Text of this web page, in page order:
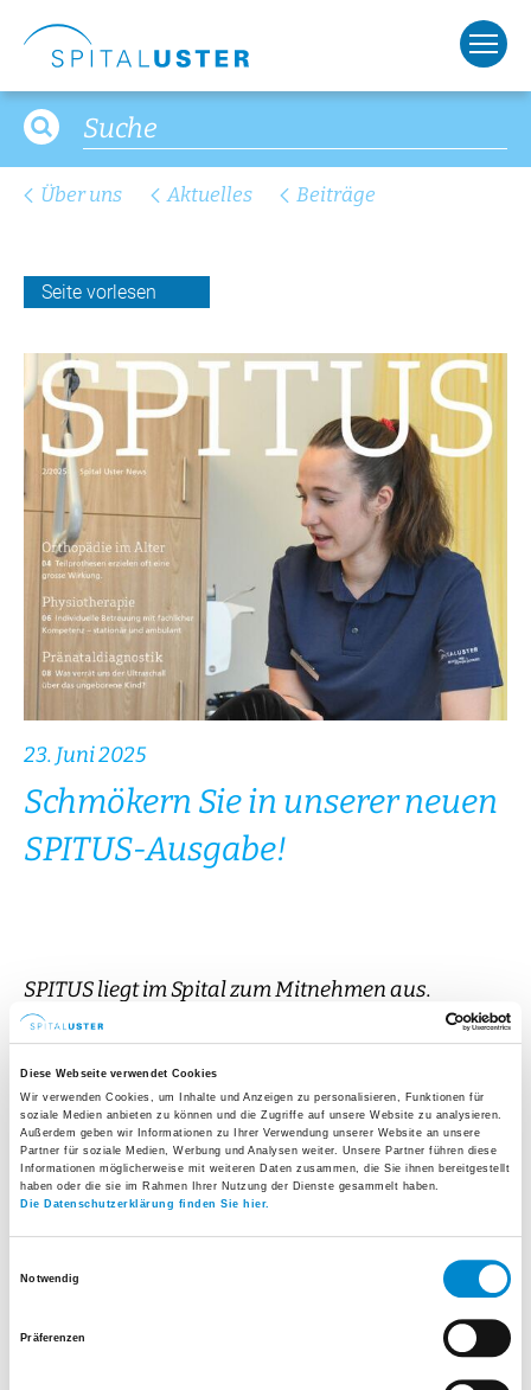
Diese Webseite verwendet Cookies
Wir verwenden Cookies, um Inhalte und Anzeigen zu personalisieren, Funktionen für
soziale Medien anbieten zu können und die Zugriffe auf unsere Website zu analysieren.
Außerdem geben wir Informationen zu Ihrer Verwendung unserer Website an unsere
Partner für soziale Medien, Werbung und Analysen weiter. Unsere Partner führen diese
Informationen möglicherweise mit weiteren Daten zusammen, die Sie ihnen bereitgestellt
haben oder die sie im Rahmen Ihrer Nutzung der Dienste gesammelt haben.
Die Datenschutzerklärung finden Sie hier.
Notwendig
Präferenzen
Über uns Aktuelles Beiträge
Seite vorlesen
23. Juni 2025
Schmökern Sie in unserer neuen
SPITUS-Ausgabe!
SPITUS liegt im Spital zum Mitnehmen aus.
Es erzählt Geschichten aus dem Arbeitsalltag der
Spitalmitarbeitenden und berichtet über aktuelle
Themen, die das Spital beschäftigen. Das Magazin
ist crossmedial aufgebaut und führt über QR-Codes
auf weitere Inhalte wie Bildergeschichten oder
Videos.
SPITUS kann kostenlos abonniert werden: